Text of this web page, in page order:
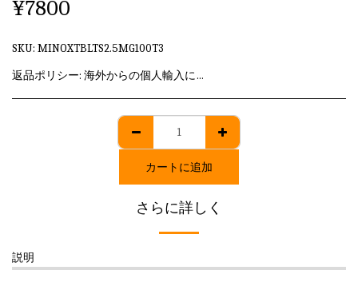
¥7800
SKU: MINOXTBLTS2.5MG100T3
返品ポリシー: 海外からの個人輸入に該当しますため、発送後のキャンセル・返品はいずれも承れません。
カートに追加
さらに詳しく
説明